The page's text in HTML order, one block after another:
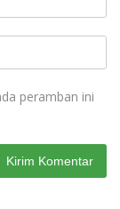
peramban ini